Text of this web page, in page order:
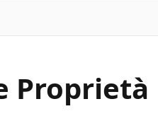
Proprietà